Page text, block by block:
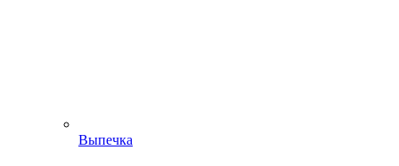
Выпечка